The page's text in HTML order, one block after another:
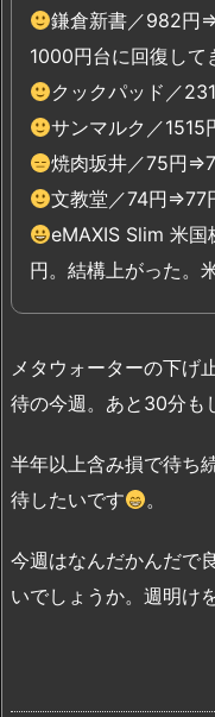
鎌倉新書／982円
1000円台に回復して
クックパッド／
サンマルク／1515
焼肉坂井／75円
文教堂／74円⇒77
eMAXIS Slim 米
円。結構上がった。
メタウォーターの下げ
待の今週。あと30分も
半年以上含み損で待ち
待したいです
。
今週はなんだかんだで
いでしょうか。週明け